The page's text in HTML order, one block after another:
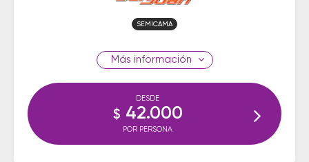
SEMICAMA
información
DESDE
$ 42.000
POR PERSONA